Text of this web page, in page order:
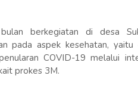
berkegiatan di desa
pada aspek kesehatan,
COVID-19 melalui
prokes 3M.